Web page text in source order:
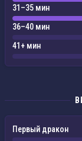
31–35 мин
36–40 мин
41+ мин
Первый дракон